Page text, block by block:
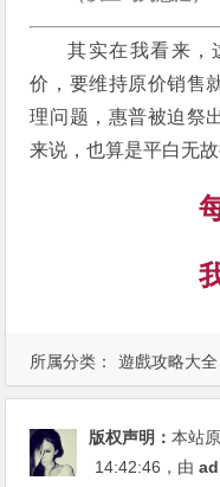
所属分类： 遊戲攻略大全
其实在我看来，
价，要维持原价销售
理问题，惠普被迫祭
来说，也算是平白无
版权声明：本站
14:42:46 ，由